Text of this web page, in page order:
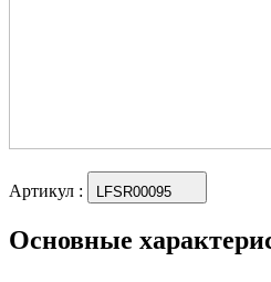
Артикул : LFSR00095
Основные